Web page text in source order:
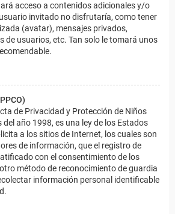
acceso a contenidos adicionales y/o
invitado no disfrutaría, como tener
(avatar), mensajes privados,
de usuarios, etc. Tan solo le tomará unos
de Privacidad y Protección de Niños
del año 1998, es una ley de los Estados
a los sitios de Internet, los cuales son
de información, que el registro de
con el consentimiento de los
método de reconocimiento de guardia
información personal identificable